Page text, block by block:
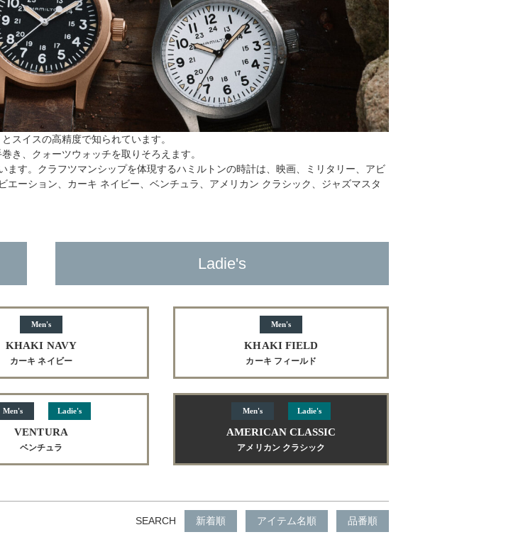
スイスの高精度で知られています。
き、クォーツウォッチを取りそろえます。
す。クラフツマンシップを体現するハミルトンの時計は、映画、ミリタリー、アビ
ーション、カーキ ネイビー、ベンチュラ、アメリカン クラシック、ジャズマスタ
Ladie's
Men's
KHAKI NAVY
カーキ ネイビー
Men's
KHAKI FIELD
カーキ フィールド
Men's Ladie's
VENTURA
ベンチュラ
Men's Ladie's
AMERICAN CLASSIC
アメリカン クラシック
SEARCH 新着順 アイテム名順 品番順